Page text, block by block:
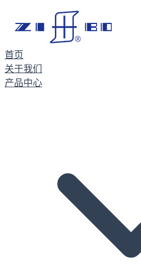
首页
关于我们
产品中心